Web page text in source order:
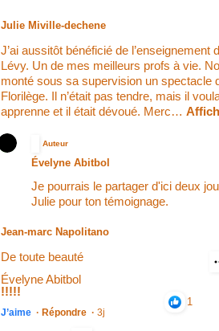
Julie Miville-dechene
J’ai aussitôt bénéficié de l’enseignement
Lévy. Un de mes meilleurs profs à vie.
monté sous sa supervision un spectacle
Florilège. Il n’était pas tendre, mais il
apprenne et il était dévoué. Merc…
Auteur
Évelyne Abitbol
Je pourrais le partager d'ici deux
Julie pour ton témoignage.
Jean-marc Napolitano
De toute beauté
Évelyne Abitbol
!!!!!
1
J’aime · Répondre · 3j